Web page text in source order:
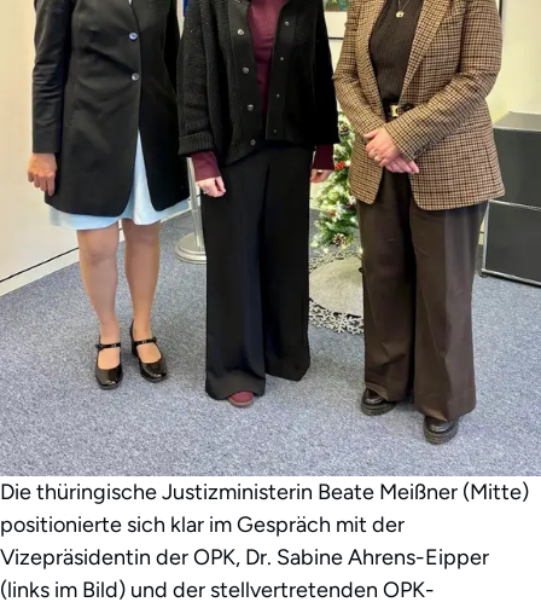
Die thüringische Justizministerin Beate Meißner (Mitte)
positionierte sich klar im Gespräch mit der
Vizepräsidentin der OPK, Dr. Sabine Ahrens-Eipper
(links im Bild) und der stellvertretenden OPK-